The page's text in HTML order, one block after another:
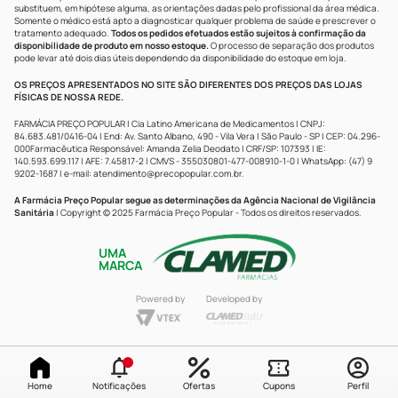
Home Notificações Ofertas Cupons Perfil
substituem, em hipótese alguma, as orientações dadas pelo profissional da área médica.
Somente o médico está apto a diagnosticar qualquer problema de saúde e prescrever o
tratamento adequado. Todos os pedidos efetuados estão sujeitos à confirmação da
disponibilidade de produto em nosso estoque.O processo de separação dos produtos
pode levar até dois dias úteis dependendo da disponibilidade do estoque em loja.
OS PREÇOS APRESENTADOS NO SITE SÃO DIFERENTES DOS PREÇOS DAS LOJAS
FÍSICAS DE NOSSA REDE.
FARMÁCIA PREÇO POPULAR | Cia Latino Americana de Medicamentos | CNPJ:
84.683.481/0416-04 | End: Av. Santo Albano, 490 - Vila Vera | São Paulo - SP | CEP: 04.296-
000Farmacêutica Responsável: Amanda Zelia Deodato | CRF/SP: 107393 | IE:
140.593.699.117 | AFE: 7.45817-2 | CMVS - 355030801-477-008910-1-0 | WhatsApp: (47) 9
9202-1687 | e-mail: atendimento@precopopular.com.br.
A Farmácia Preço Popular segue as determinações da Agência Nacional de Vigilância
Sanitária | Copyright © 2025 Farmácia Preço Popular - Todos os direitos reservados.
UMA
MARCA
Powered by Developed by